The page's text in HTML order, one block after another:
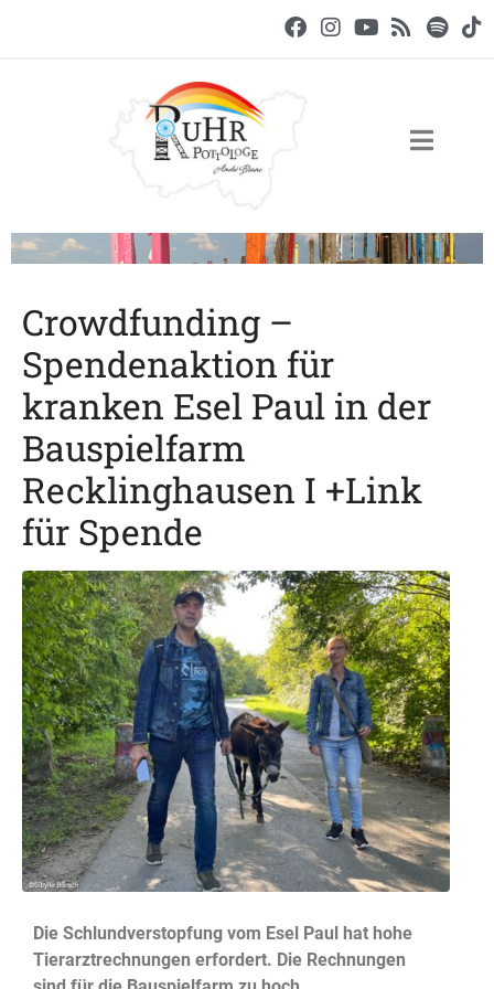
Crowdfunding –
Spendenaktion für
kranken Esel Paul in der
Bauspielfarm
Recklinghausen I +Link
für Spende
Die Schlundverstopfung vom Esel Paul hat hohe
Tierarztrechnungen erfordert. Die Rechnungen